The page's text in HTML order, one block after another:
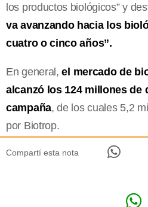
los productos biológicos” y
va avanzando hacia los
cuatro o cinco años”.
En general,el mercado de
alcanzó los 124 millones de
campaña, de los cuales 5,2
por Biotrop.
Compartí esta nota